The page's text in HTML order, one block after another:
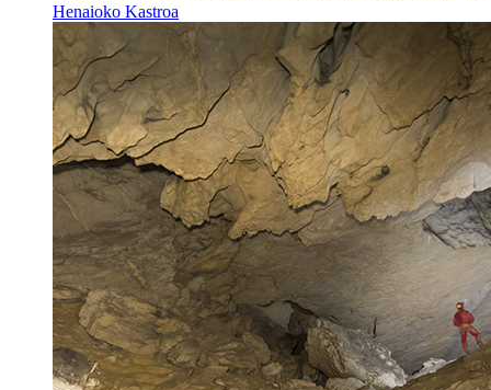
Henaioko Kastroa